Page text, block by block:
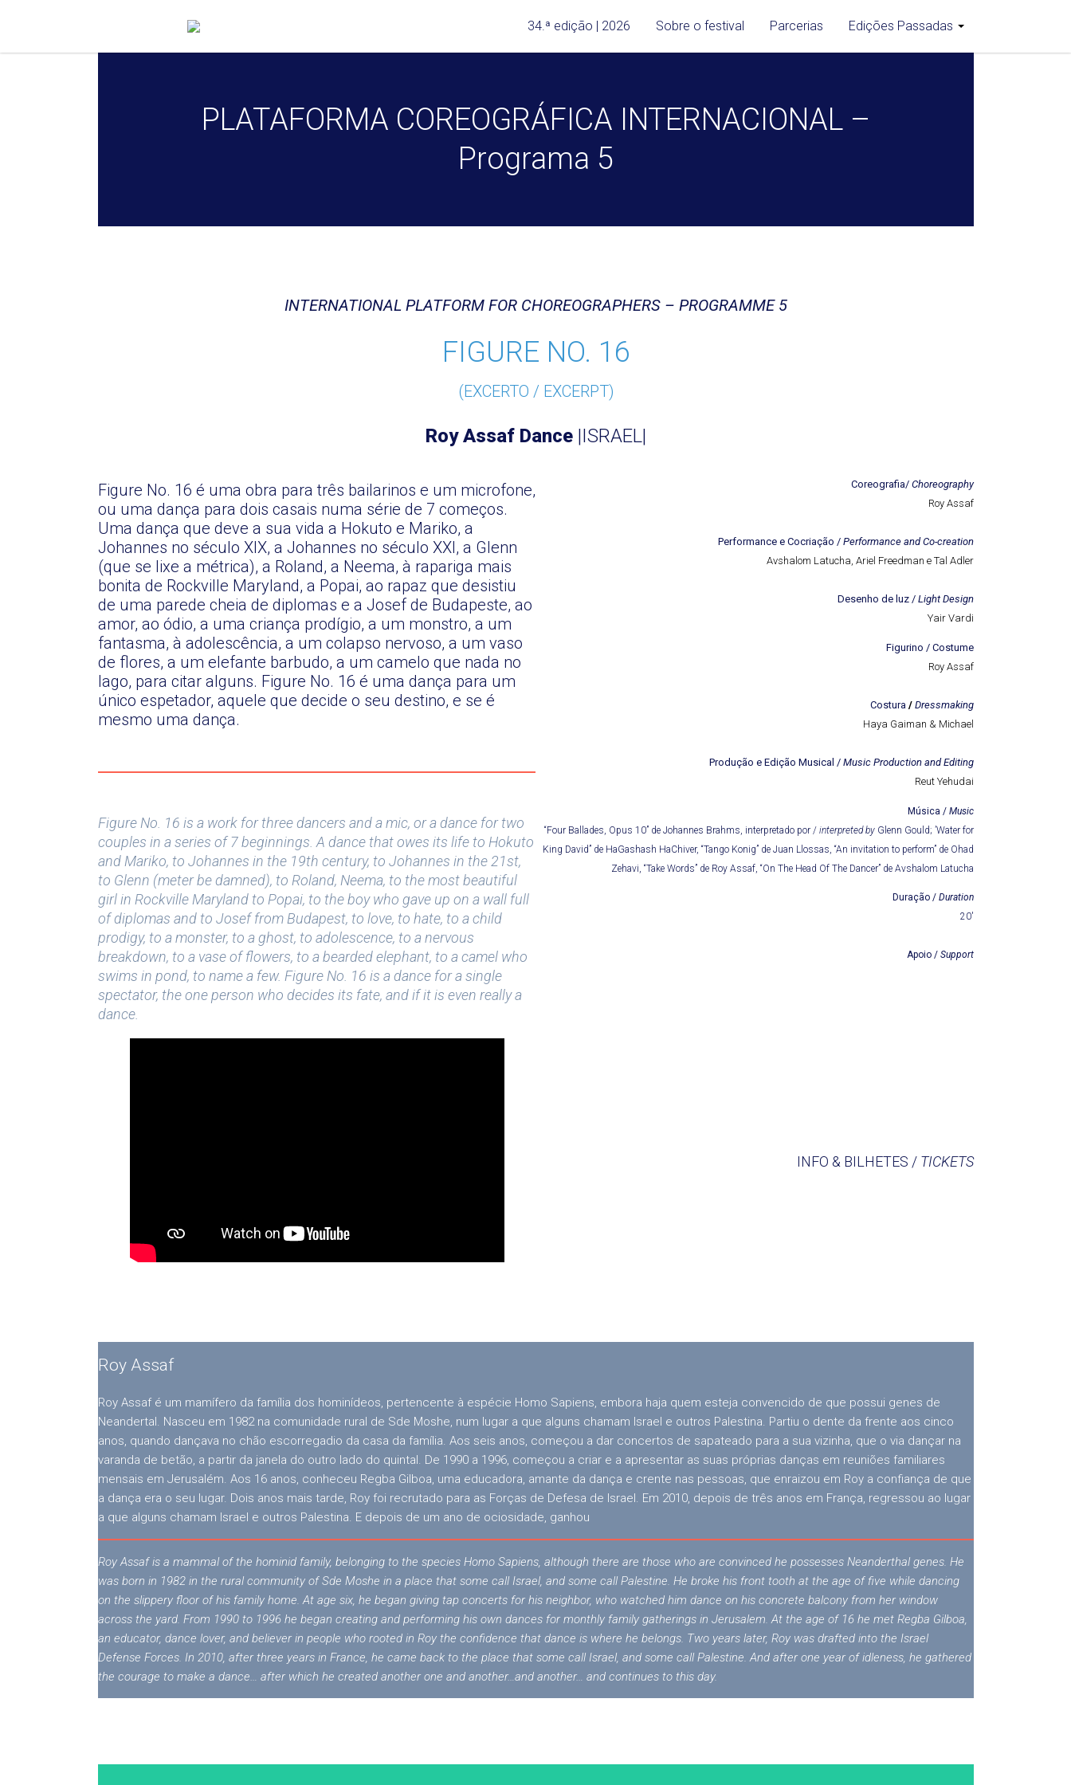
34.ª edição | 2026 Sobre o festival Parcerias Edições Passadas
PLATAFORMA COREOGRÁFICA INTERNACIONAL –
Programa 5
INTERNATIONAL PLATFORM FOR CHOREOGRAPHERS – PROGRAMME 5
FIGURE NO. 16
(EXCERTO / EXCERPT)
Roy Assaf Dance|ISRAEL|
Figure No. 16 é uma obra para três bailarinos e um microfone,
ou uma dança para dois casais numa série de 7 começos.
Uma dança que deve a sua vida a Hokuto e Mariko, a
Johannes no século XIX, a Johannes no século XXI, a Glenn
(que se lixe a métrica), a Roland, a Neema, à rapariga mais
bonita de Rockville Maryland, a Popai, ao rapaz que desistiu
de uma parede cheia de diplomas e a Josef de Budapeste, ao
amor, ao ódio, a uma criança prodígio, a um monstro, a um
fantasma, à adolescência, a um colapso nervoso, a um vaso
de flores, a um elefante barbudo, a um camelo que nada no
lago, para citar alguns. Figure No. 16 é uma dança para um
único espetador, aquele que decide o seu destino, e se é
mesmo uma dança.
Figure No. 16 is a work for three dancers and a mic, or a dance for two
couples in a series of 7 beginnings. A dance that owes its life to Hokuto
and Mariko, to Johannes in the 19th century, to Johannes in the 21st,
to Glenn (meter be damned), to Roland, Neema, to the most beautiful
girl in Rockville Maryland to Popai, to the boy who gave up on a wall full
of diplomas and to Josef from Budapest, to love, to hate, to a child
prodigy, to a monster, to a ghost, to adolescence, to a nervous
breakdown, to a vase of flowers, to a bearded elephant, to a camel who
swims in pond, to name a few. Figure No. 16 is a dance for a single
spectator, the one person who decides its fate, and if it is even really a
dance.
Coreografia/ Choreography
Roy Assaf
Performance e Cocriação / Performance and Co-creation
Avshalom Latucha, Ariel Freedman e Tal Adler
Desenho de luz / Light Design
Yair Vardi
Figurino / Costume
Roy Assaf
Costura/ Dressmaking
Haya Gaiman & Michael
Produção e Edição Musical / Music Production and Editing
Reut Yehudai
Música / Music
“Four Ballades, Opus 10” de Johannes Brahms, interpretado por / interpreted byGlenn Gould; ’Water for
King David” de HaGashash HaChiver, “Tango Konig” de Juan Llossas, “An invitation to perform” de Ohad
Zehavi, “Take Words” de Roy Assaf, “On The Head Of The Dancer” de Avshalom Latucha
Duração / Duration
20′
Apoio / Support
INFO & BILHETES / TICKETS
Roy Assaf
Roy Assaf é um mamífero da família dos hominídeos, pertencente à espécie Homo Sapiens, embora haja quem esteja convencido de que possui genes de
Neandertal. Nasceu em 1982 na comunidade rural de Sde Moshe, num lugar a que alguns chamam Israel e outros Palestina. Partiu o dente da frente aos cinco
anos, quando dançava no chão escorregadio da casa da família. Aos seis anos, começou a dar concertos de sapateado para a sua vizinha, que o via dançar na
varanda de betão, a partir da janela do outro lado do quintal. De 1990 a 1996, começou a criar e a apresentar as suas próprias danças em reuniões familiares
mensais em Jerusalém. Aos 16 anos, conheceu Regba Gilboa, uma educadora, amante da dança e crente nas pessoas, que enraizou em Roy a confiança de que
a dança era o seu lugar. Dois anos mais tarde, Roy foi recrutado para as Forças de Defesa de Israel. Em 2010, depois de três anos em França, regressou ao lugar
a que alguns chamam Israel e outros Palestina. E depois de um ano de ociosidade, ganhou
Roy Assaf is a mammal of the hominid family, belonging to the species Homo Sapiens, although there are those who are convinced he possesses Neanderthal genes. He
was born in 1982 in the rural community of Sde Moshe in a place that some call Israel, and some call Palestine. He broke his front tooth at the age of five while dancing
on the slippery floor of his family home. At age six, he began giving tap concerts for his neighbor, who watched him dance on his concrete balcony from her window
across the yard. From 1990 to 1996 he began creating and performing his own dances for monthly family gatherings in Jerusalem. At the age of 16 he met Regba Gilboa,
an educator, dance lover, and believer in people who rooted in Roy the confidence that dance is where he belongs. Two years later, Roy was drafted into the Israel
Defense Forces. In 2010, after three years in France, he came back to the place that some call Israel, and some call Palestine. And after one year of idleness, he gathered
the courage to make a dance… after which he created another one and another…and another… and continues to this day.